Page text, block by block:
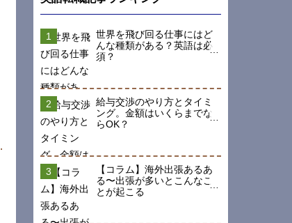
世界を飛び回る仕事にはど
んな種類がある？英語は必
須？
給与交渉のやり方とタイミ
ング。金額はいくらまでな
らOK？
【コラム】海外出張あるあ
る〜出張が多いとこんなこ
とが起こる